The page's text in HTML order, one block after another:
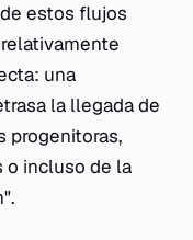
estos flujos
una
la llegada de
progenitoras,
o incluso de la